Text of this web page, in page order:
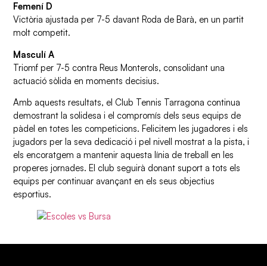
Femení D
Victòria ajustada per 7-5 davant Roda de Barà, en un partit
molt competit.
Masculí A
Triomf per 7-5 contra Reus Monterols, consolidant una
actuació sòlida en moments decisius.
Amb aquests resultats, el Club Tennis Tarragona continua
demostrant la solidesa i el compromís dels seus equips de
pàdel en totes les competicions. Felicitem les jugadores i els
jugadors per la seva dedicació i pel nivell mostrat a la pista, i
els encoratgem a mantenir aquesta línia de treball en les
properes jornades. El club seguirà donant suport a tots els
equips per continuar avançant en els seus objectius
esportius.